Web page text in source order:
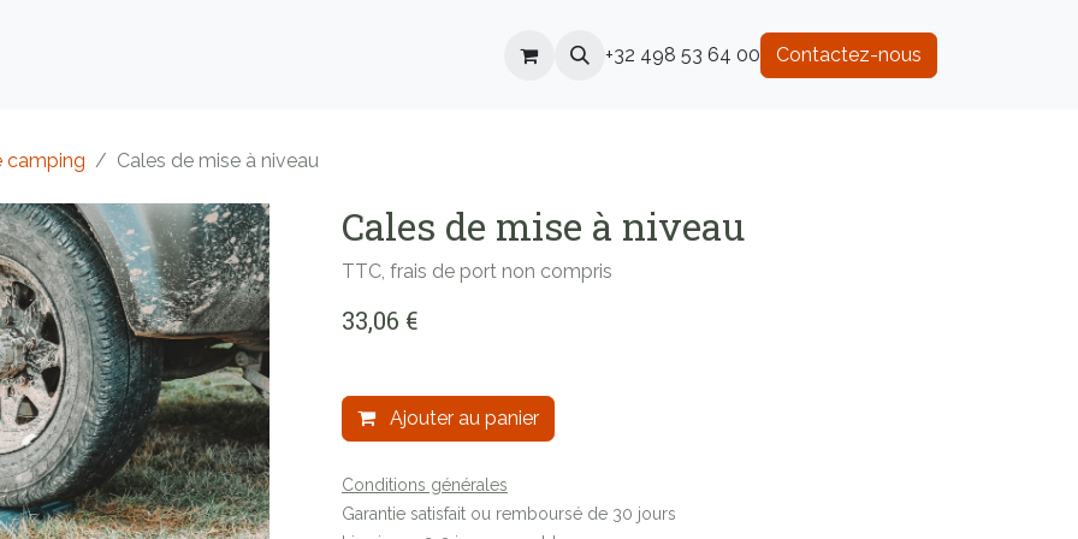
+32 498 53 64 00 Contactez-nous
camping Cales de mise à niveau
Cales de mise à niveau
TTC, frais de port non compris
33,06 €
Ajouter au panier
Conditions générales
Garantie satisfait ou remboursé de 30 jours